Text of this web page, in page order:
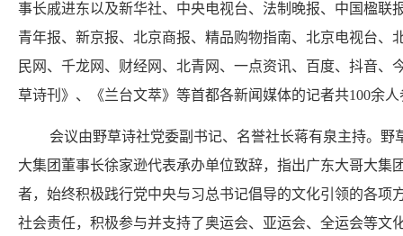
事长戚进东以及新华社、中央电视台、法制晚报、中国楹联
青年报、新京报、北京商报、精品购物指南、北京电视台、
民网、千龙网、财经网、北青网、一点资讯、百度、抖音、
草诗刊》、《兰台文萃》等首都各新闻媒体的记者共100余
会议由野草诗社党委副书记、名誉社长蒋有泉主持。野
大集团董事长徐家逊代表承办单位致辞，指出广东大哥大集
者，始终积极践行党中央与习总书记倡导的文化引领的各项
社会责任，积极参与并支持了奥运会、亚运会、全运会等文